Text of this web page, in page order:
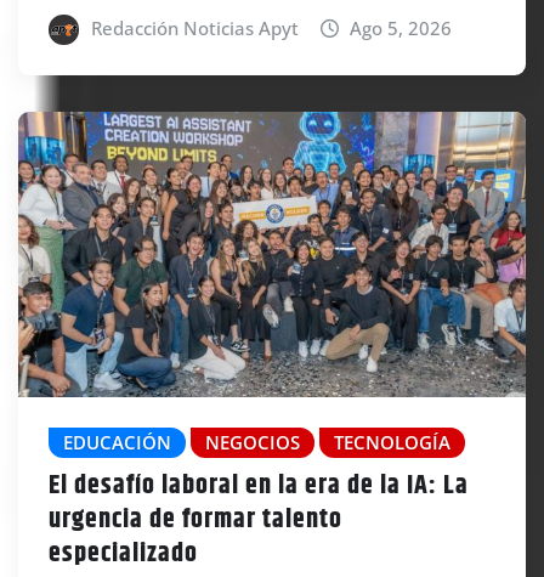
Redacción Noticias Apyt Ago 5, 2026
EDUCACIÓN NEGOCIOS TECNOLOGÍA
El desafío laboral en la era de la IA: La
urgencia de formar talento
especializado